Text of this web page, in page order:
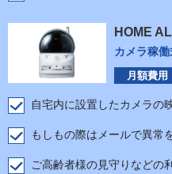
HOME
カメラ稼働
月額費用
自宅内に設置したカメラの
もしもの際はメールで異常
ご高齢者様の見守りなどの